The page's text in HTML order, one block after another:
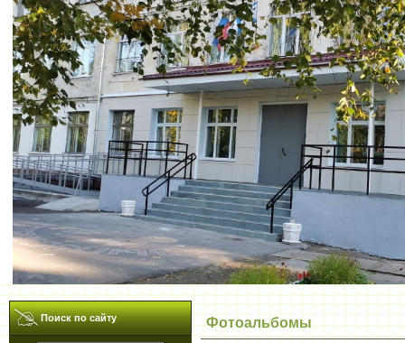
Поиск по сайту Фотоальбомы